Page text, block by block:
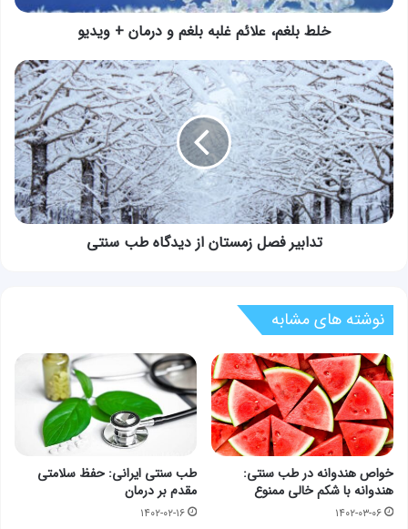
ویدیو
خلط بلغم، علائم غلبه بلغم و درمان + ویدیو
تدابیر
فصل
زمستان
از
دیدگاه
طب
سنتی
تدابیر فصل زمستان از دیدگاه طب سنتی
نوشته های مشابه
خواص هندوانه در طب سنتی:
هندوانه با شکم خالی ممنوع
۱۴۰۲-۰۳-۰۶
طب سنتی ایرانی: حفظ سلامتی
مقدم بر درمان
۱۴۰۲-۰۲-۱۶